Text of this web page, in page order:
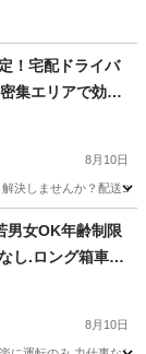
！宅配ドライバ
集エリアで効率
あり
8月10日
決しませんか？配送エ
男女OK年齢制限
し.ロング箱車運
8月10日